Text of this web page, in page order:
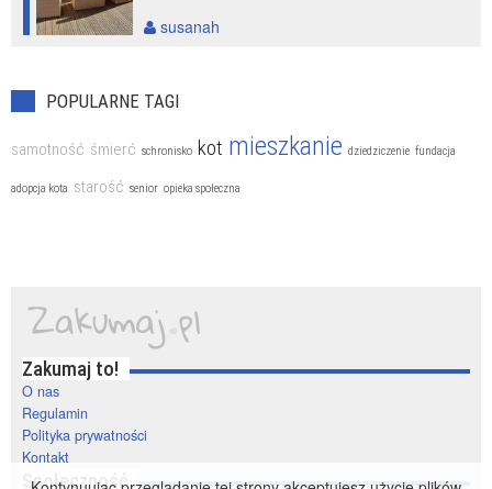
susanah
POPULARNE TAGI
samotność śmierć schronisko kot mieszkanie dziedziczenie fundacja
adopcja kota starość senior opieka społeczna
Zakumaj to!
O nas
Regulamin
Polityka prywatności
Kontakt
Społeczność